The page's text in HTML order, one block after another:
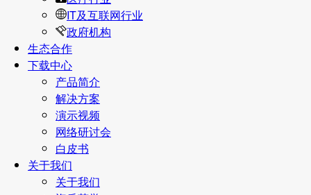
IT及互联网行业
政府机构
生态合作
下载中心
产品简介
解决方案
演示视频
网络研讨会
白皮书
关于我们
关于我们